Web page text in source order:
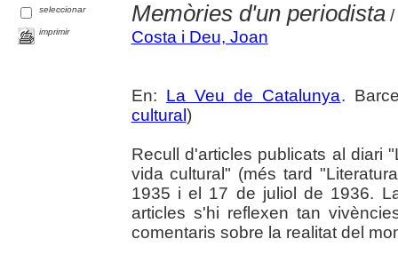
seleccionar
imprimir
Memòries d'un periodista/
Costa i Deu, Joan
En: La Veu de Catalunya.
cultural)
Recull d'articles publicats al diari
vida cultural" (més tard
1935 i el 17 de juliol de 1936.
articles s'hi reflexen tan
comentaris sobre la realitat del